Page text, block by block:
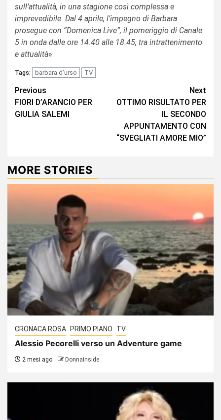
sull’attualità, in una stagione così complessa e
imprevedibile. Dal 4 aprile, l’impegno di Barbara
prosegue con “Domenica Live”, il pomeriggio di Canale
5 in onda dalle ore 14.40 alle 18.45, tra intrattenimento
e attualità».
Tags: barbara d'urso TV
Continue
Reading
Previous
FIORI D’ARANCIO PER
GIULIA SALEMI
Next
OTTIMO RISULTATO PER
IL SECONDO
APPUNTAMENTO CON
“SVEGLIATI AMORE MIO”
MORE STORIES
CRONACA ROSA PRIMO PIANO TV
Alessio Pecorelli verso un Adventure game
2 mesi ago Donnainside